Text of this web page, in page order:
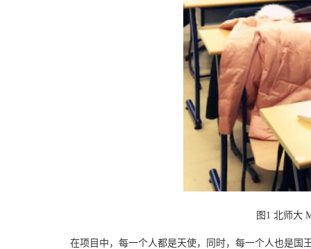
图 1 北师大
在项目中，每一个人都是天使，同时，每一个人也是国